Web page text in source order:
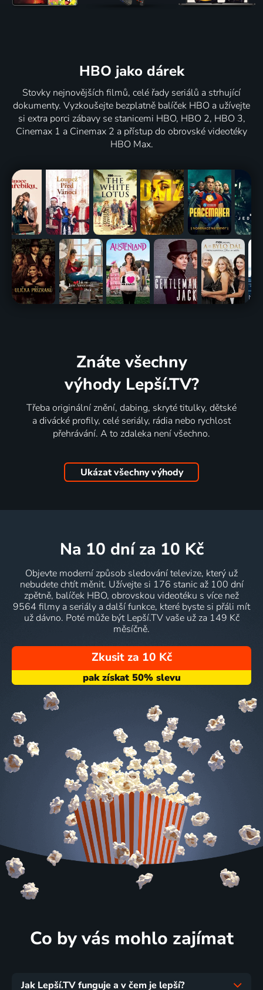
HBO jako dárek
Stovky nejnovějších filmů, celé řady seriálů a strhující
dokumenty. Vyzkoušejte bezplatně balíček HBO a užívejte
si extra porci zábavy se stanicemi HBO, HBO 2, HBO 3,
Cinemax 1 a Cinemax 2 a přístup do obrovské videotéky
HBO Max.
Znáte všechny
výhody Lepší.TV?
Třeba originální znění, dabing, skryté titulky, dětské
a divácké profily, celé seriály, rádia nebo rychlost
přehrávání. A to zdaleka není všechno.
Ukázat všechny výhody
na 10 dní za 10 Kč
Objevte moderní způsob sledování televize, který už
nebudete chtít měnit. Užívejte si 176 stanic až 100 dní
zpětně, balíček HBO, obrovskou videotéku s více než
9564 filmy a seriály a další funkce, které byste si přáli mít
už dávno. Poté může být Lepší.TV vaše už za 149 Kč
měsíčně.
Zkusit za 10 Kč
Co by vás mohlo zajímat
Jak Lepší.TV funguje a v čem je lepší?